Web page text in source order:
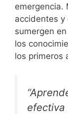
emergencia.
accidentes y
sumergen
los
los primeros
efectiva